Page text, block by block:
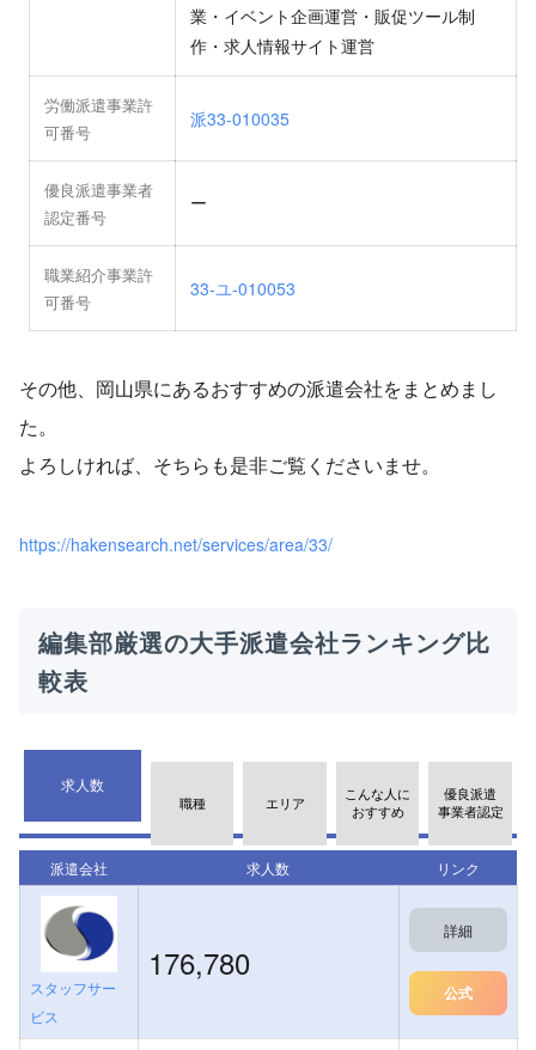
業・イベント企画運営・販促ツール制
作・求人情報サイト運営
労働派遣事業許
可番号
派33-010035
優良派遣事業者
認定番号
ー
職業紹介事業許
可番号
33-ユ-010053
その他、岡山県にあるおすすめの派遣会社をまとめまし
た。
よろしければ、そちらも是非ご覧くださいませ。
https://hakensearch.net/services/area/33/
編集部厳選の大手派遣会社ランキング比
較表
求人数
職種 エリア
こんな人に
おすすめ
優良派遣
事業者認定
派遣会社 求人数 リンク
スタッフサー
ビス
176,780
詳細
公式